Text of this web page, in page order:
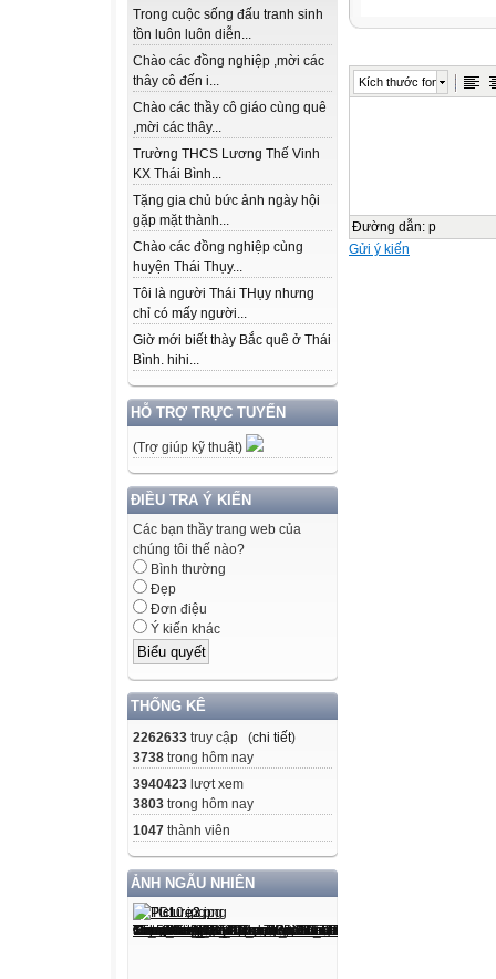
Trong cuộc sống đấu tranh sinh
tồn luôn luôn diễn...
Chào các đồng nghiệp ,mời các
thây cô đến i...
Chào các thầy cô giáo cùng quê
,mời các thây...
Trường THCS Lương Thế Vinh
KX Thái Bình...
Tặng gia chủ bức ảnh ngày hội
gặp mặt thành...
Chào các đồng nghiệp cùng
huyện Thái Thụy...
Tôi là người Thái THụy nhưng
chỉ có mấy người...
Giờ mới biết thày Bắc quê ở Thái
Bình. hihi...
HỖ TRỢ TRỰC TUYẾN
(Trợ giúp kỹ thuật)
ĐIỀU TRA Ý KIẾN
Các bạn thầy trang web của
chúng tôi thế nào?
Bình thường
Đẹp
Đơn điệu
Ý kiến khác
THỐNG KÊ
2262633 truy cập (chi tiết)
3738 trong hôm nay
3940423 lượt xem
3803 trong hôm nay
1047 thành viên
ẢNH NGẪU NHIÊN
Kích thước font
Đường dẫn: p
Gửi ý kiến